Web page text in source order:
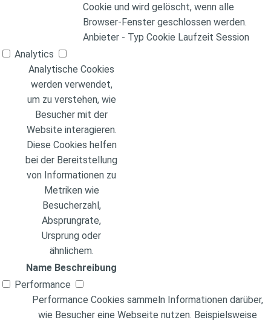
Cookie und wird gelöscht, wenn alle
Browser-Fenster geschlossen werden.
Anbieter - Typ Cookie Laufzeit Session
Analytics
Analytische Cookies
werden verwendet,
um zu verstehen, wie
Besucher mit der
Website interagieren.
Diese Cookies helfen
bei der Bereitstellung
von Informationen zu
Metriken wie
Besucherzahl,
Absprungrate,
Ursprung oder
ähnlichem.
Name Beschreibung
Performance
Performance Cookies sammeln Informationen darüber,
wie Besucher eine Webseite nutzen. Beispielsweise